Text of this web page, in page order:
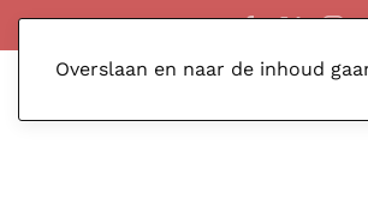
Overslaan en naar de inhoud